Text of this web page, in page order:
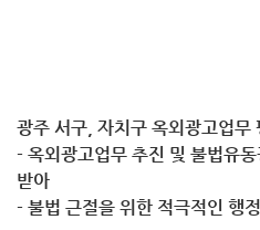
광주 서구, 자치구 옥외광고업무
- 옥외광고업무 추진 및 불법유
받아
- 불법 근절을 위한 적극적인 행